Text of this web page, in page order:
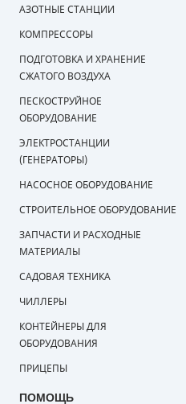
АЗОТНЫЕ СТАНЦИИ
КОМПРЕССОРЫ
ПОДГОТОВКА И ХРАНЕНИЕ
СЖАТОГО ВОЗДУХА
ПЕСКОСТРУЙНОЕ
ОБОРУДОВАНИЕ
ЭЛЕКТРОСТАНЦИИ
(ГЕНЕРАТОРЫ)
НАСОСНОЕ ОБОРУДОВАНИЕ
СТРОИТЕЛЬНОЕ ОБОРУДОВАНИЕ
ЗАПЧАСТИ И РАСХОДНЫЕ
МАТЕРИАЛЫ
САДОВАЯ ТЕХНИКА
ЧИЛЛЕРЫ
КОНТЕЙНЕРЫ ДЛЯ
ОБОРУДОВАНИЯ
ПРИЦЕПЫ
ПОМОЩЬ